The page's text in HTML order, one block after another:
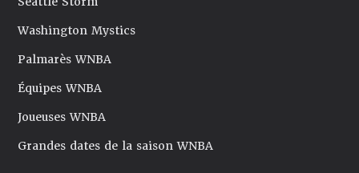
Washington Mystics
Palmarès WNBA
Équipes WNBA
Joueuses WNBA
Grandes dates de la saison WNBA